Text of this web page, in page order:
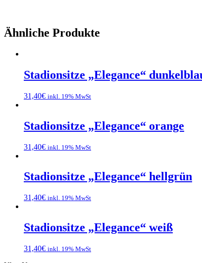
Ähnliche Produkte
Stadionsitze „Elegance“
31,40€ inkl. 19% MwSt
Stadionsitze „Elegance“ orange
31,40€ inkl. 19% MwSt
Stadionsitze „Elegance“ hellgrün
31,40€ inkl. 19% MwSt
Stadionsitze „Elegance“ weiß
31,40€ inkl. 19% MwSt